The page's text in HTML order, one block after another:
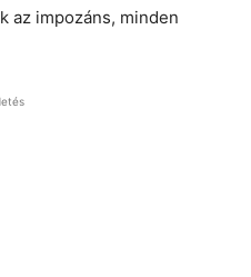
az impozáns, minden